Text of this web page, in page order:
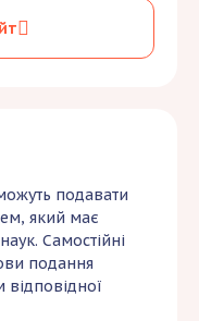
подавати
який має
Самостійні
подання
відповідної
становить